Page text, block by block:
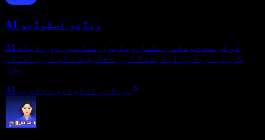
AI ویڈیو اسٹوڈیو
AI ٹولز سے خودکار مکمل ویڈیوز بنائیں اور ایڈٹ
کریں۔ ویڈیو ایڈیٹنگ اور تخلیق کے لیے ون اسٹاپ
حل۔
AI ویڈیو اسٹوڈیو دیکھیں